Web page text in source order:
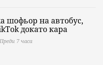
шофьор на автобус,
докато кара
Преди 7 часа